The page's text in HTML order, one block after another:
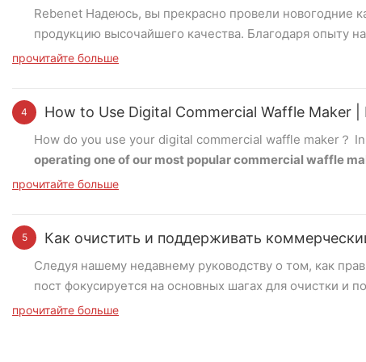
Rebenet Надеюсь, вы прекрасно провели новогодние
продукцию высочайшего качества. Благодаря опыту
инновационные решения нашим партнерам, помогая
Увеличенная газовая плита
В 2024 году мы представили увеличенную
сковородкам. Если вам нужна столешница или
варианты.
Коммерческая автономная газовая плита с
RGR60LS
прочитайте больше
4 How to Use Digital Commercial Waffle Maker |
How do you use your digital commercial waffle maker？
operating one of our most popular commercial waffle
“ON/OFF” button to turn on the machine. Once powered
last-used time setting.
прочитайте больше
5 Как очистить и поддерживать
Следуя нашему недавнему руководству о том, как
пост фокусируется на основных шагах для очистки и
оптимальной производительности и продления срока
прочитайте больше